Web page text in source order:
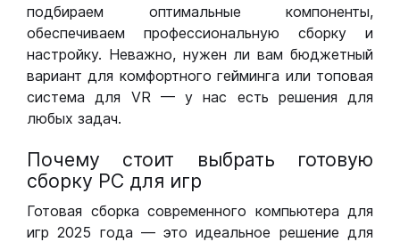
подбираем оптимальные компоненты,
обеспечиваем профессиональную сборку и
настройку. Неважно, нужен ли вам бюджетный
вариант для комфортного гейминга или топовая
система для VR — у нас есть решения для
любых задач.
Почему стоит выбрать готовую
сборку РС для игр
Готовая сборка современного компьютера для
игр 2025 года — это идеальное решение для